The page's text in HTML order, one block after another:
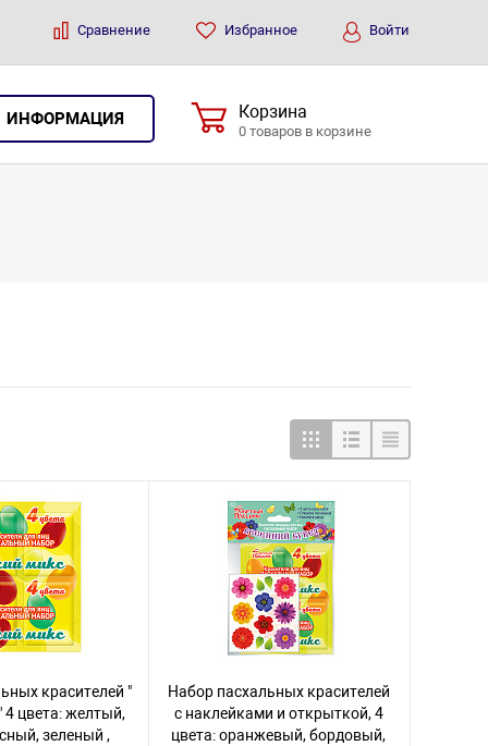
Сравнение Избранное Войти
ИНФОРМАЦИЯ Корзина
0 товаров в корзине
красителей "
цвета: желтый,
зеленый ,
Набор пасхальных красителей
с наклейками и открыткой, 4
цвета: оранжевый, бордовый,